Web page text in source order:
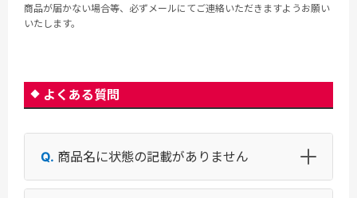
商品が届かない場合等、必ずメールにてご連絡いただきますようお願い
いたします。
よくある質問
商品名に状態の記載がありません